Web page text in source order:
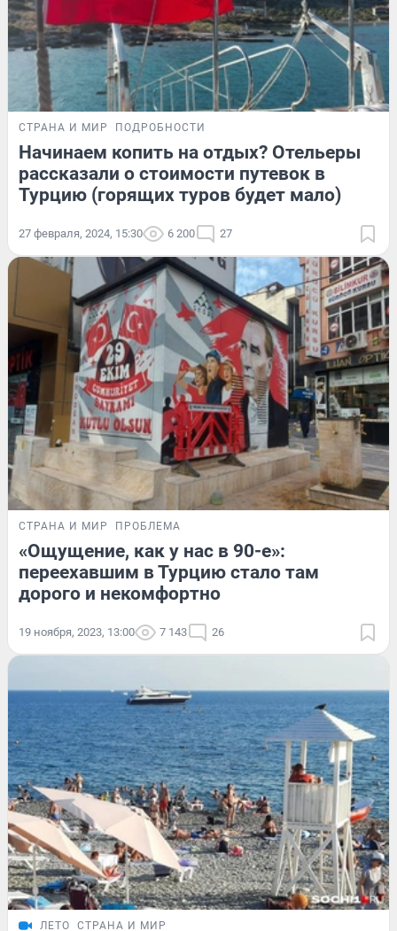
СТРАНА И МИР ПОДРОБНОСТИ
Начинаем копить на отдых? Отельеры
рассказали о стоимости путевок в
Турцию (горящих туров будет мало)
27 февраля, 2024, 15:30 6 200 27
СТРАНА И МИР ПРОБЛЕМА
«Ощущение, как у нас в 90-е»:
переехавшим в Турцию стало там
дорого и некомфортно
19 ноября, 2023, 13:00 7 143 26
ЛЕТО СТРАНА И МИР